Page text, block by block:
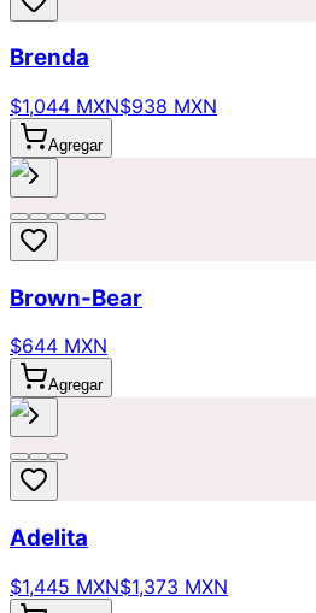
Brenda
$1,044 MXN$938 MXN
Agregar
Brown-Bear
$644 MXN
Agregar
Adelita
$1,445 MXN$1,373 MXN